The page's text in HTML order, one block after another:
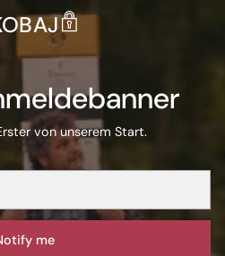
von unserem Start.
me